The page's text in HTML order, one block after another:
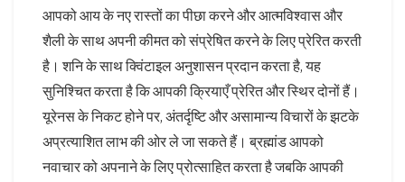
आपको आय के नए रास्तों का पीछा करने और आत्मविश्वास और
शैली के साथ अपनी कीमत को संप्रेषित करने के लिए प्रेरित करती
है। शनि के साथ क्विंटाइल अनुशासन प्रदान करता है, यह
सुनिश्चित करता है कि आपकी क्रियाएँ प्रेरित और स्थिर दोनों हैं।
यूरेनस के निकट होने पर, अंतर्दृष्टि और असामान्य विचारों के झटके
अप्रत्याशित लाभ की ओर ले जा सकते हैं। ब्रह्मांड आपको
नवाचार को अपनाने के लिए प्रोत्साहित करता है जबकि आपकी